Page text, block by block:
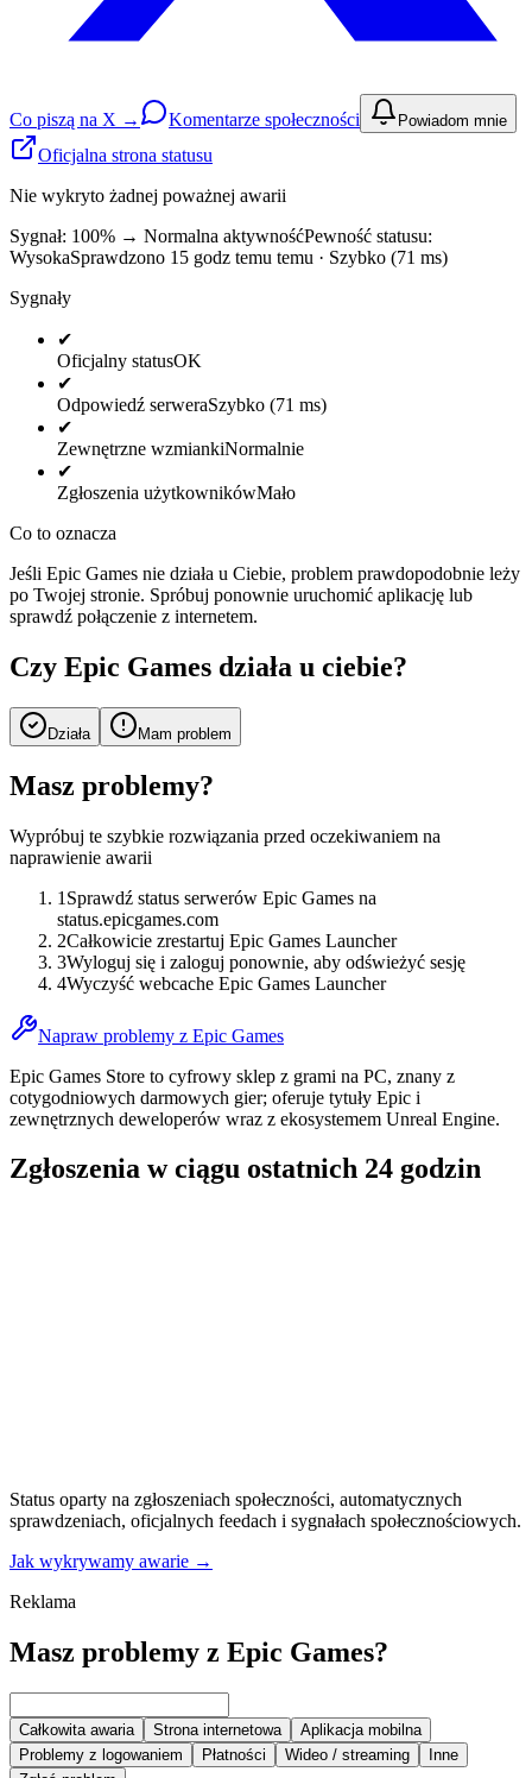
Co piszą na X → Komentarze społeczności Powiadom mnie
Oficjalna strona statusu
Nie wykryto żadnej poważnej awarii
Sygnał: 100% → Normalna aktywnośćPewność statusu:
WysokaSprawdzono 15 godz temu temu · Szybko (71 ms)
Sygnały
✔
Oficjalny statusOK
✔
Odpowiedź serweraSzybko (71 ms)
✔
Zewnętrzne wzmiankiNormalnie
✔
Zgłoszenia użytkownikówMało
Co to oznacza
Jeśli Epic Games nie działa u Ciebie, problem prawdopodobnie leży
po Twojej stronie. Spróbuj ponownie uruchomić aplikację lub
sprawdź połączenie z internetem.
Czy Epic Games działa u ciebie?
Działa Mam problem
Masz problemy?
Wypróbuj te szybkie rozwiązania przed oczekiwaniem na
naprawienie awarii
1 Sprawdź status serwerów Epic Games na
status.epicgames.com
2Całkowicie zrestartuj Epic Games Launcher
3Wyloguj się i zaloguj ponownie, aby odświeżyć sesję
4Wyczyść webcache Epic Games Launcher
Napraw problemy z Epic Games
Epic Games Store to cyfrowy sklep z grami na PC, znany z
cotygodniowych darmowych gier; oferuje tytuły Epic i
zewnętrznych deweloperów wraz z ekosystemem Unreal Engine.
Zgłoszenia w ciągu ostatnich 24 godzin
Status oparty na zgłoszeniach społeczności, automatycznych
sprawdzeniach, oficjalnych feedach i sygnałach społecznościowych.
Jak wykrywamy awarie →
Reklama
Masz problemy z Epic Games?
Całkowita awaria Strona internetowa
Aplikacja mobilna
Problemy z logowaniem
Płatności Wideo / streaming
Inne